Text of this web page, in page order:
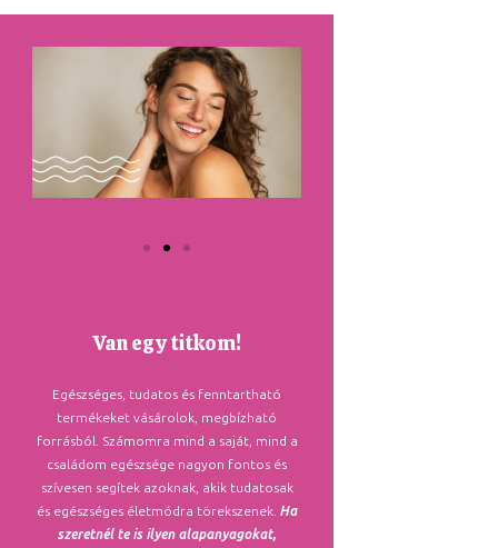
Van egy titkom!
Egészséges, tudatos és fenntartható
termékeket vásárolok, megbízható
forrásból. Számomra mind a saját, mind a
családom egészsége nagyon fontos és
szívesen segítek azoknak, akik tudatosak
és egészséges életmódra törekszenek. Ha
szeretnél te is ilyen alapanyagokat,